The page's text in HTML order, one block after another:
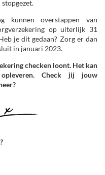
overstappen van
op uiterlijk 31
je dit gedaan? Zorg er dan
in januari 2023.
checken loont. Het kan
Check jij jouw